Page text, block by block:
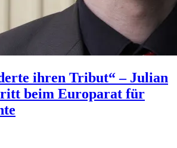
ihren Tribut“ – Julian
beim Europarat für